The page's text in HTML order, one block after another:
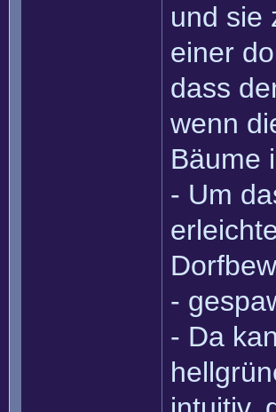
und sie
einer
dass
wenn
Bäume
- Um
-
- Da